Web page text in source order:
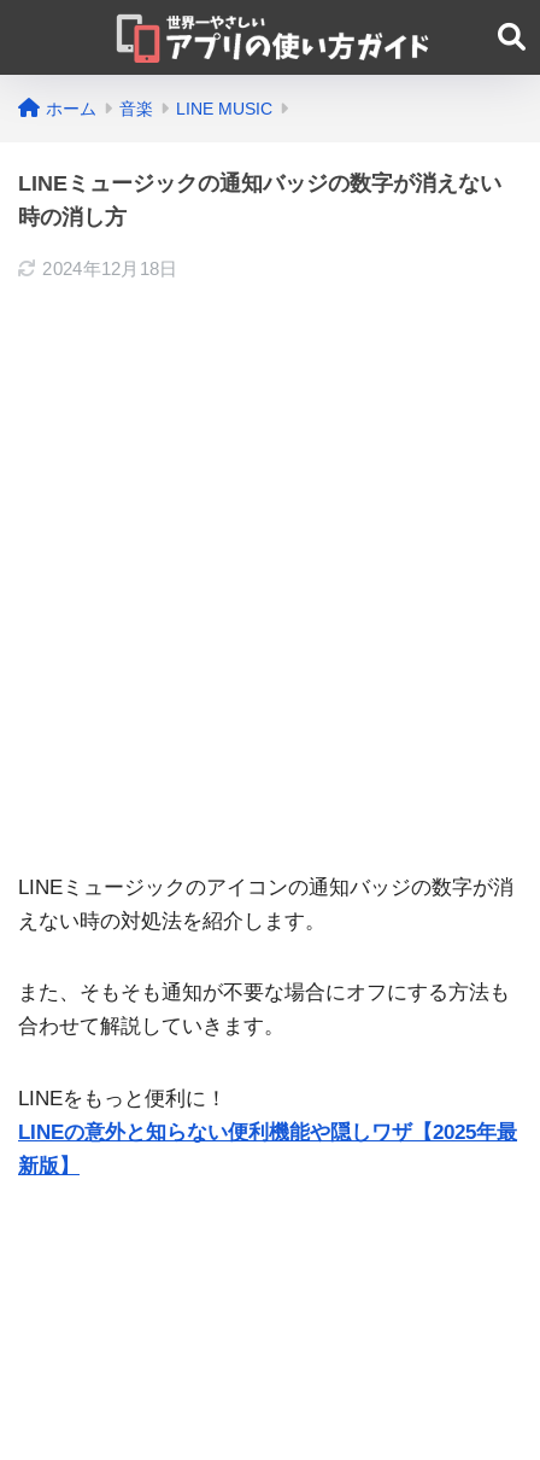
ホーム 音楽 LINE MUSIC
LINEミュージックの通知バッジの数字が消えない
時の消し方
2024年12月18日
LINEミュージックのアイコンの通知バッジの数字が消
えない時の対処法を紹介します。
また、そもそも通知が不要な場合にオフにする方法も
合わせて解説していきます。
LINEをもっと便利に！
LINEの意外と知らない便利機能や隠しワザ【2025年最
新版】